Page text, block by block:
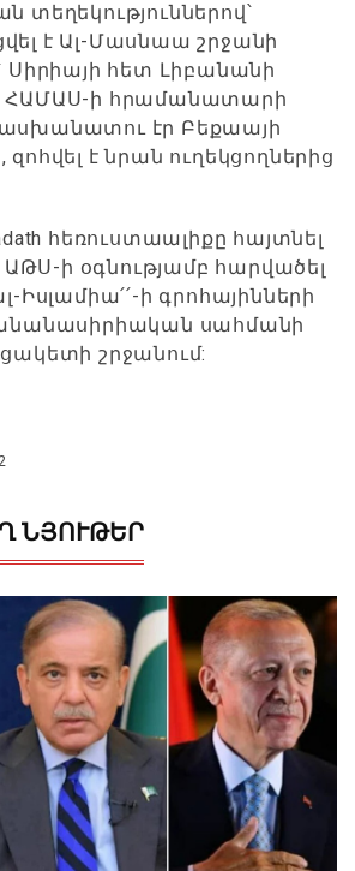
տեղեկություններով՝
է Ալ-Մասնաա շրջանի
Սիրիայի հետ Լիբանանի
ՀԱՄԱՍ-ի հրամանատարի
էր Բեքաայի
է նրան ուղեկցողներից
հեռուստաալիքը հայտնել
ԱԹՍ-ի օգնությամբ հարվածել
Իսլամիա՛՛-ի գրոհայինների
սահմանի
շրջանում:
ՆՅՈՒԹԵՐ